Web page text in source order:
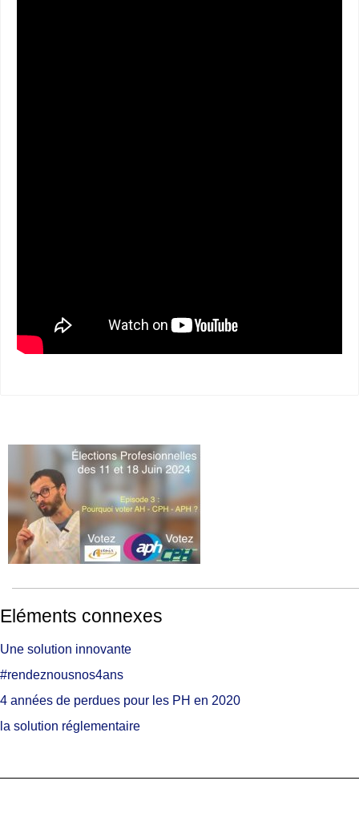
Eléments connexes
Une solution innovante
#rendeznousnos4ans
4 années de perdues pour les PH en 2020
la solution réglementaire